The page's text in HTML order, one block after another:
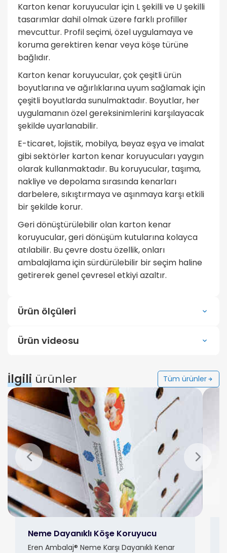
Karton kenar koruyucular için L şekilli ve U şekilli
tasarımlar dahil olmak üzere farklı profiller
mevcuttur. Profil seçimi, özel uygulamaya ve
koruma gerektiren kenar veya köşe türüne
bağlıdır.
Karton kenar koruyucular, çok çeşitli ürün
boyutlarına ve ağırlıklarına uyum sağlamak için
çeşitli boyutlarda sunulmaktadır. Boyutlar, her
uygulamanın özel gereksinimlerini karşılayacak
şekilde uyarlanabilir.
E-ticaret, lojistik, mobilya, beyaz eşya ve imalat
gibi sektörler karton kenar koruyucuları yaygın
olarak kullanmaktadır. Bu koruyucular, taşıma,
nakliye ve depolama sırasında kenarları
darbelere, sıkıştırmaya ve aşınmaya karşı etkili
bir şekilde korur.
Geri dönüştürülebilir olan karton kenar
koruyucular, geri dönüşüm kutularına kolayca
atılabilir. Bu çevre dostu özellik, onları
ambalajlama için sürdürülebilir bir seçim haline
getirerek genel çevresel etkiyi azaltır.
Ürün ölçüleri
Ürün videosu
İlgili ürünler Tüm ürünler
Neme Dayanıklı Köşe Koruyucu
Eren Ambalaj® Neme Karşı Dayanıklı Kenar